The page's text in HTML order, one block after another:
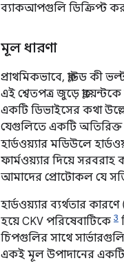
ব্যাকআপগুলি ডিক্রিপ্ট
মূল ধারণা
প্রাথমিকভাবে, ক্লাউড কী
এই শ্বেতপত্র জুড়ে
একটি ডিভাইসের কথা
যেগুলিতে একটি অতিরিক্ত
হার্ডওয়্যার মডিউলে
ফার্মওয়্যার দিয়ে সরবরাহ
আমাদের প্রোটোকল যে
হার্ডওয়্যার ব্যর্থতার
হয়ে CKV পরিষেবাটিকে 3
চিপগুলির সাথে
একই মূল উপাদানের একটি